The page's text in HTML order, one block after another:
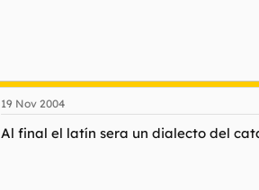
19 Nov 2004
Al final el latín sera un dialecto del